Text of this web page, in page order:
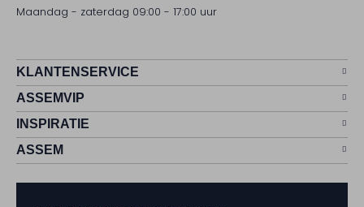
Maandag - zaterdag 09:00 - 17:00 uur
KLANTENSERVICE
ASSEMVIP
INSPIRATIE
ASSEM